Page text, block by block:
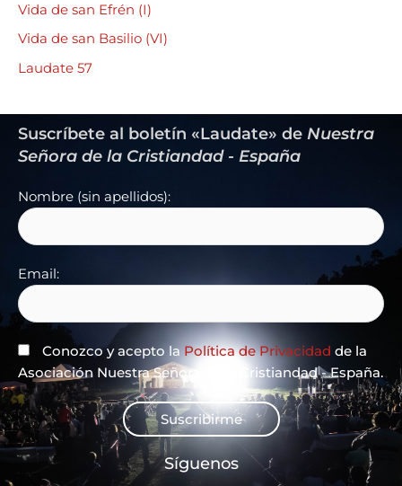
Vida de san Efrén (I)
Vida de san Basilio (VI)
Laudate 57
Suscríbete al boletín «Laudate» de Nuestra
Señora de la Cristiandad - España
Nombre (sin apellidos):
Email:
Conozco y acepto la Política de Privacidad de la
Asociación Nuestra Señora de la Cristiandad - España.
Suscribirme
Síguenos